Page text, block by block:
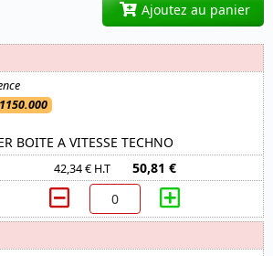
Ajoutez au panier
BOITE A VITESSE TECHNO
42,34 € H.T 50,81 €